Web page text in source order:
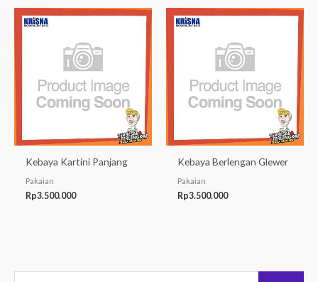
Kebaya Kartini Panjang
Pakaian
Rp3.500.000
Kebaya Berlengan Glewer
Pakaian
Rp3.500.000